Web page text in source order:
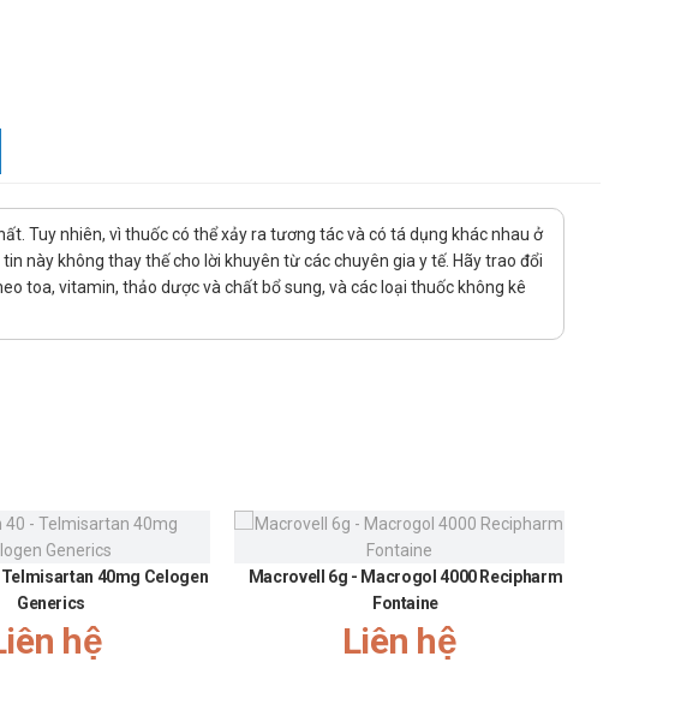
khảo ý kiến của bác sĩ trước khi sử dụng.
Tuy nhiên, vì thuốc có thể xảy ra tương tác và có tá dụng khác nhau ở
này không thay thế cho lời khuyên từ các chuyên gia y tế. Hãy trao đổi
toa, vitamin, thảo dược và chất bổ sung, và các loại thuốc không kê
40mg Celogen
Generics
hệ
Macrovell 6g - Macrogol 4000 Recipharm
Fontaine
Liên hệ